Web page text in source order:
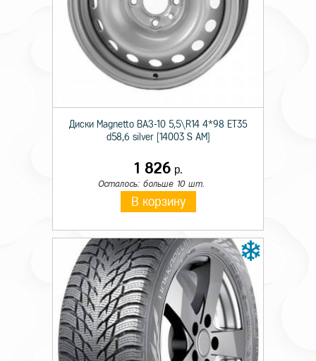
Технические характеристики
Происхождение
Диаметр 18
Индекс скорости V
Индекс нагрузки 95
Диски Magnetto ВАЗ-10 5,5\R14 4*98 ET35
d58,6 silver [14003 S AM]
1 826р.
Осталось: больше 10 шт.
В корзину